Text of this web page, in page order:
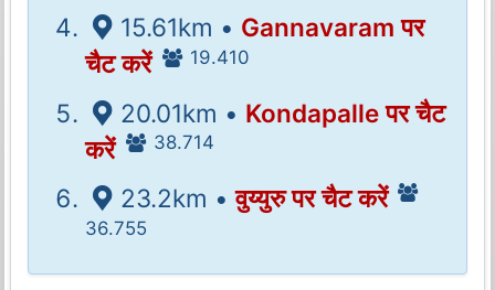
15.61km • Gannavaram पर
चैट करें
19.410
20.01km • Kondapalle पर चैट
करें
38.714
23.2km •वुय्युरु पर चैट करें
36.755